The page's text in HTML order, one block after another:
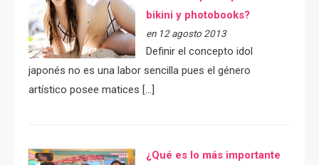
bikini y photobooks?
en 12 agosto 2013
Definir el concepto idol
japonés no es una labor sencilla pues el género
artístico posee matices […]
¿Qué es lo más importante